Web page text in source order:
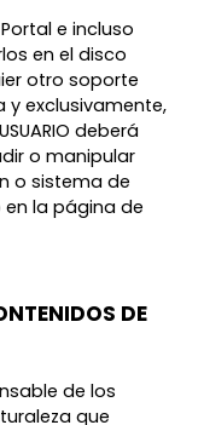
e incluso
en el disco
otro soporte
y exclusivamente,
deberá
o manipular
o sistema de
la página de
DE
de los
que